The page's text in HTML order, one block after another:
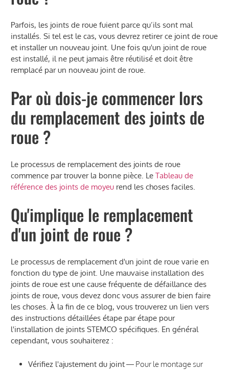
Parfois, les joints de roue fuient parce qu’ils sont mal
installés. Si tel est le cas, vous devrez retirer ce joint de roue
et installer un nouveau joint. Une fois qu'un joint de roue
est installé, il ne peut jamais être réutilisé et doit être
remplacé par un nouveau joint de roue.
Par où dois-je commencer lors
du remplacement des joints de
roue ?
Le processus de remplacement des joints de roue
commence par trouver la bonne pièce. Le Tableau de
référence des joints de moyeurend les choses faciles.
Qu'implique le remplacement
d'un joint de roue ?
Le processus de remplacement d'un joint de roue varie en
fonction du type de joint. Une mauvaise installation des
joints de roue est une cause fréquente de défaillance des
joints de roue, vous devez donc vous assurer de bien faire
les choses. À la fin de ce blog, vous trouverez un lien vers
des instructions détaillées étape par étape pour
l'installation de joints STEMCO spécifiques. En général
cependant, vous souhaiterez :
Vérifiez l'ajustement du joint— Pour le montage sur